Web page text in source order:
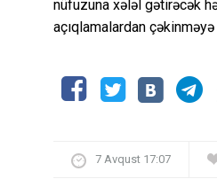
nüfuzuna xələl gətirəcək
açıqlamalardan çəkinməyə
7 Avqust 17:07